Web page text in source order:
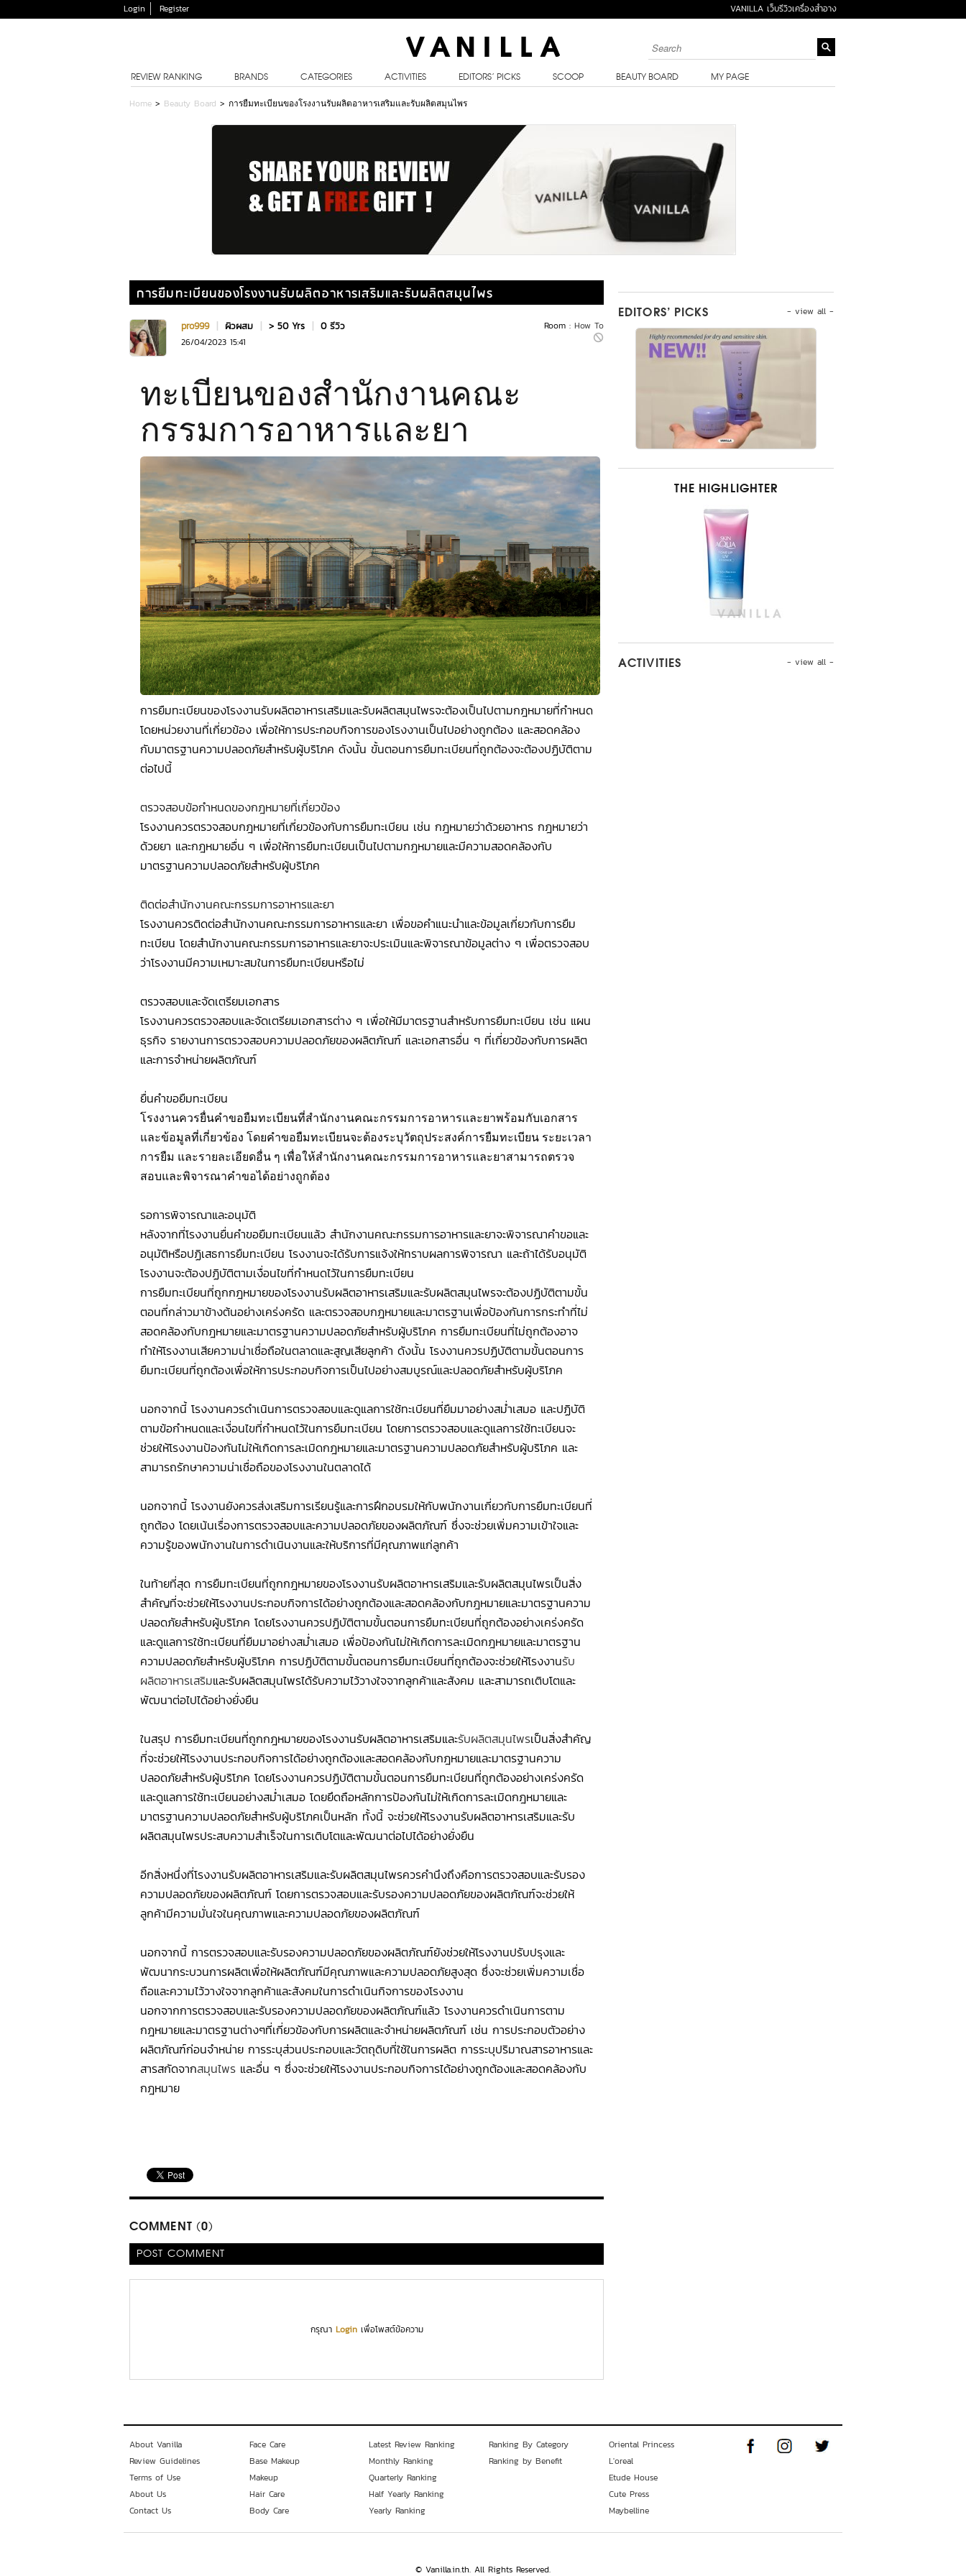
Login Register VANILLA เว็บรีวิวเครื่องสำอาง
REVIEW RANKING BRANDS CATEGORIES ACTIVITIES EDITORS’ PICKS SCOOP BEAUTY BOARD MY PAGE
Home > Beauty Board > การยืมทะเบียนของโรงงานรับผลิตอาหารเสริมและรับผลิตสมุนไพร
การยืมทะเบียนของโรงงานรับผลิตอาหารเสริมและรับผลิตสมุนไพร
Room : How To
pro999 | ผิวผสม | > 50 Yrs | 0 รีวิว
26/04/2023 15:41
ทะเบียนของสำนักงานคณะ
กรรมการอาหารและยา
การยืมทะเบียนของโรงงานรับผลิตอาหารเสริมและรับผลิตสมุนไพรจะต้องเป็นไปตามกฎหมายที่กำหนด
โดยหน่วยงานที่เกี่ยวข้อง เพื่อให้การประกอบกิจการของโรงงานเป็นไปอย่างถูกต้อง และสอดคล้อง
กับมาตรฐานความปลอดภัยสำหรับผู้บริโภค ดังนั้น ขั้นตอนการยืมทะเบียนที่ถูกต้องจะต้องปฏิบัติตาม
ต่อไปนี้
ตรวจสอบข้อกำหนดของกฎหมายที่เกี่ยวข้อง
โรงงานควรตรวจสอบกฎหมายที่เกี่ยวข้องกับการยืมทะเบียน เช่น กฎหมายว่าด้วยอาหาร กฎหมายว่า
ด้วยยา และกฎหมายอื่น ๆ เพื่อให้การยืมทะเบียนเป็นไปตามกฎหมายและมีความสอดคล้องกับ
มาตรฐานความปลอดภัยสำหรับผู้บริโภค
ติดต่อสำนักงานคณะกรรมการอาหารและยา
โรงงานควรติดต่อสำนักงานคณะกรรมการอาหารและยา เพื่อขอคำแนะนำและข้อมูลเกี่ยวกับการยืม
ทะเบียน โดยสำนักงานคณะกรรมการอาหารและยาจะประเมินและพิจารณาข้อมูลต่าง ๆ เพื่อตรวจสอบ
ว่าโรงงานมีความเหมาะสมในการยืมทะเบียนหรือไม่
ตรวจสอบและจัดเตรียมเอกสาร
โรงงานควรตรวจสอบและจัดเตรียมเอกสารต่าง ๆ เพื่อให้มีมาตรฐานสำหรับการยืมทะเบียน เช่น แผน
ธุรกิจ รายงานการตรวจสอบความปลอดภัยของผลิตภัณฑ์ และเอกสารอื่น ๆ ที่เกี่ยวข้องกับการผลิต
และการจำหน่ายผลิตภัณฑ์
ยื่นคำขอยืมทะเบียน
โรงงานควรยื่นคำขอยืมทะเบียนที่สำนักงานคณะกรรมการอาหารและยาพร้อมกับเอกสาร
และข้อมูลที่เกี่ยวข้อง โดยคำขอยืมทะเบียนจะต้องระบุวัตถุประสงค์การยืมทะเบียน ระยะเวลา
การยืม และรายละเอียดอื่น ๆ เพื่อให้สำนักงานคณะกรรมการอาหารและยาสามารถตรวจ
สอบและพิจารณาคำขอได้อย่างถูกต้อง
รอการพิจารณาและอนุมัติ
หลังจากที่โรงงานยื่นคำขอยืมทะเบียนแล้ว สำนักงานคณะกรรมการอาหารและยาจะพิจารณาคำขอและ
อนุมัติหรือปฏิเสธการยืมทะเบียน โรงงานจะได้รับการแจ้งให้ทราบผลการพิจารณา และถ้าได้รับอนุมัติ
โรงงานจะต้องปฏิบัติตามเงื่อนไขที่กำหนดไว้ในการยืมทะเบียน
การยืมทะเบียนที่ถูกกฎหมายของโรงงานรับผลิตอาหารเสริมและรับผลิตสมุนไพรจะต้องปฏิบัติตามขั้น
ตอนที่กล่าวมาข้างต้นอย่างเคร่งครัด และตรวจสอบกฎหมายและมาตรฐานเพื่อป้องกันการกระทำที่ไม่
สอดคล้องกับกฎหมายและมาตรฐานความปลอดภัยสำหรับผู้บริโภค การยืมทะเบียนที่ไม่ถูกต้องอาจ
ทำให้โรงงานเสียความน่าเชื่อถือในตลาดและสูญเสียลูกค้า ดังนั้น โรงงานควรปฏิบัติตามขั้นตอนการ
ยืมทะเบียนที่ถูกต้องเพื่อให้การประกอบกิจการเป็นไปอย่างสมบูรณ์และปลอดภัยสำหรับผู้บริโภค
นอกจากนี้ โรงงานควรดำเนินการตรวจสอบและดูแลการใช้ทะเบียนที่ยืมมาอย่างสม่ำเสมอ และปฏิบัติ
ตามข้อกำหนดและเงื่อนไขที่กำหนดไว้ในการยืมทะเบียน โดยการตรวจสอบและดูแลการใช้ทะเบียนจะ
ช่วยให้โรงงานป้องกันไม่ให้เกิดการละเมิดกฎหมายและมาตรฐานความปลอดภัยสำหรับผู้บริโภค และ
สามารถรักษาความน่าเชื่อถือของโรงงานในตลาดได้
นอกจากนี้ โรงงานยังควรส่งเสริมการเรียนรู้และการฝึกอบรมให้กับพนักงานเกี่ยวกับการยืมทะเบียนที่
ถูกต้อง โดยเน้นเรื่องการตรวจสอบและความปลอดภัยของผลิตภัณฑ์ ซึ่งจะช่วยเพิ่มความเข้าใจและ
ความรู้ของพนักงานในการดำเนินงานและให้บริการที่มีคุณภาพแก่ลูกค้า
ในท้ายที่สุด การยืมทะเบียนที่ถูกกฎหมายของโรงงานรับผลิตอาหารเสริมและรับผลิตสมุนไพรเป็นสิ่ง
สำคัญที่จะช่วยให้โรงงานประกอบกิจการได้อย่างถูกต้องและสอดคล้องกับกฎหมายและมาตรฐานความ
ปลอดภัยสำหรับผู้บริโภค โดยโรงงานควรปฏิบัติตามขั้นตอนการยืมทะเบียนที่ถูกต้องอย่างเคร่งครัด
และดูแลการใช้ทะเบียนที่ยืมมาอย่างสม่ำเสมอ เพื่อป้องกันไม่ให้เกิดการละเมิดกฎหมายและมาตรฐาน
ความปลอดภัยสำหรับผู้บริโภค การปฏิบัติตามขั้นตอนการยืมทะเบียนที่ถูกต้องจะช่วยให้โรงงานรับ
ผลิตอาหารเสริมและรับผลิตสมุนไพรได้รับความไว้วางใจจากลูกค้าและสังคม และสามารถเติบโตและ
พัฒนาต่อไปได้อย่างยั่งยืน
ในสรุป การยืมทะเบียนที่ถูกกฎหมายของโรงงานรับผลิตอาหารเสริมและรับผลิตสมุนไพรเป็นสิ่งสำคัญ
ที่จะช่วยให้โรงงานประกอบกิจการได้อย่างถูกต้องและสอดคล้องกับกฎหมายและมาตรฐานความ
ปลอดภัยสำหรับผู้บริโภค โดยโรงงานควรปฏิบัติตามขั้นตอนการยืมทะเบียนที่ถูกต้องอย่างเคร่งครัด
และดูแลการใช้ทะเบียนอย่างสม่ำเสมอ โดยยึดถือหลักการป้องกันไม่ให้เกิดการละเมิดกฎหมายและ
มาตรฐานความปลอดภัยสำหรับผู้บริโภคเป็นหลัก ทั้งนี้ จะช่วยให้โรงงานรับผลิตอาหารเสริมและรับ
ผลิตสมุนไพรประสบความสำเร็จในการเติบโตและพัฒนาต่อไปได้อย่างยั่งยืน
อีกสิ่งหนึ่งที่โรงงานรับผลิตอาหารเสริมและรับผลิตสมุนไพรควรคำนึงถึงคือการตรวจสอบและรับรอง
ความปลอดภัยของผลิตภัณฑ์ โดยการตรวจสอบและรับรองความปลอดภัยของผลิตภัณฑ์จะช่วยให้
ลูกค้ามีความมั่นใจในคุณภาพและความปลอดภัยของผลิตภัณฑ์
นอกจากนี้ การตรวจสอบและรับรองความปลอดภัยของผลิตภัณฑ์ยังช่วยให้โรงงานปรับปรุงและ
พัฒนากระบวนการผลิตเพื่อให้ผลิตภัณฑ์มีคุณภาพและความปลอดภัยสูงสุด ซึ่งจะช่วยเพิ่มความเชื่อ
ถือและความไว้วางใจจากลูกค้าและสังคมในการดำเนินกิจการของโรงงาน
นอกจากการตรวจสอบและรับรองความปลอดภัยของผลิตภัณฑ์แล้ว โรงงานควรดำเนินการตาม
กฎหมายและมาตรฐานต่างๆที่เกี่ยวข้องกับการผลิตและจำหน่ายผลิตภัณฑ์ เช่น การประกอบตัวอย่าง
ผลิตภัณฑ์ก่อนจำหน่าย การระบุส่วนประกอบและวัตถุดิบที่ใช้ในการผลิต การระบุปริมาณสารอาหารและ
สารสกัดจากสมุนไพร และอื่น ๆ ซึ่งจะช่วยให้โรงงานประกอบกิจการได้อย่างถูกต้องและสอดคล้องกับ
กฎหมาย
COMMENT (0)
POST COMMENT
กรุณา Loginเพื่อโพสต์ข้อความ
- view all -
EDITORS’ PICKS
THE HIGHLIGHTER
- view all -
ACTIVITIES
About Vanilla
Review Guidelines
Terms of Use
About Us
Contact Us
Face Care
Base Makeup
Makeup
Hair Care
Body Care
Latest Review Ranking
Monthly Ranking
Quarterly Ranking
Half Yearly Ranking
Yearly Ranking
Ranking By Category
Ranking by Benefit
Oriental Princess
L'oreal
Etude House
Cute Press
Maybelline
© Vanilla.in.th. All Rights Reserved.